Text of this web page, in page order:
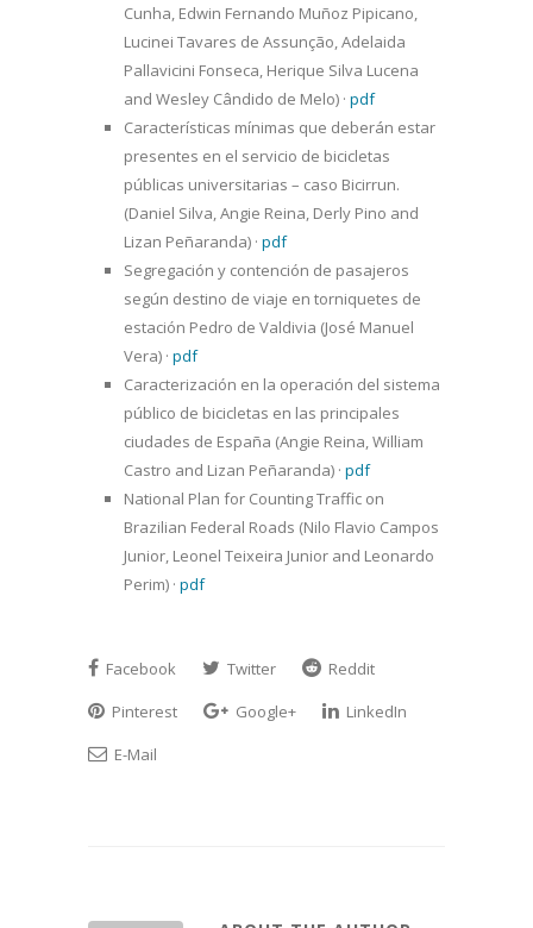
Cunha, Edwin Fernando Muñoz Pipicano,
Lucinei Tavares de Assunção, Adelaida
Pallavicini Fonseca, Herique Silva Lucena
and Wesley Cândido de Melo) · pdf
Características mínimas que deberán estar
presentes en el servicio de bicicletas
públicas universitarias – caso Bicirrun.
(Daniel Silva, Angie Reina, Derly Pino and
Lizan Peñaranda) · pdf
Segregación y contención de pasajeros
según destino de viaje en torniquetes de
estación Pedro de Valdivia (José Manuel
Vera) · pdf
Caracterización en la operación del sistema
público de bicicletas en las principales
ciudades de España (Angie Reina, William
Castro and Lizan Peñaranda) · pdf
National Plan for Counting Traffic on
Brazilian Federal Roads (Nilo Flavio Campos
Junior, Leonel Teixeira Junior and Leonardo
Perim) · pdf
Facebook Twitter
Reddit
Pinterest
Google+
LinkedIn
E-Mail